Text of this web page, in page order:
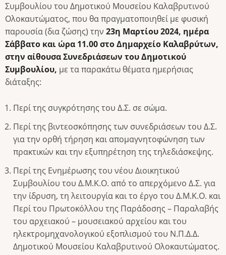
Συμβουλίου του Δημοτικού Μουσείου Καλαβρυτινού
Ολοκαυτώματος, που θα πραγματοποιηθεί με φυσική
παρουσία (δια ζώσης) την 23η Μαρτίου 2024, ημέρα
Σάββατο και ώρα 11.00 στο Δημαρχείο Καλαβρύτων,
στην αίθουσα Συνεδριάσεων του Δημοτικού
Συμβουλίου, με τα παρακάτω θέματα ημερήσιας
διάταξης:
Περί της συγκρότησης του Δ.Σ. σε σώμα.
Περί της βιντεοσκόπησης των συνεδριάσεων του Δ.Σ.
για την ορθή τήρηση και απομαγνητοφώνηση των
πρακτικών και την εξυπηρέτηση της τηλεδιάσκεψης.
Περί της Ενημέρωσης του νέου Διοικητικού
Συμβουλίου του Δ.Μ.Κ.Ο. από το απερχόμενο Δ.Σ. για
την ίδρυση, τη λειτουργία και το έργο του Δ.Μ.Κ.Ο. και
Περί του Πρωτοκόλλου της Παράδοσης – Παραλαβής
του αρχειακού – μουσειακού αρχείου και του
ηλεκτρομηχανολογικού εξοπλισμού του Ν.Π.Δ.Δ.
Δημοτικού Μουσείου Καλαβρυτινού Ολοκαυτώματος.